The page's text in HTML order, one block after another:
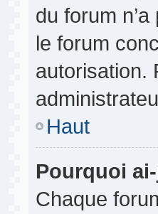
du forum
le forum
autorisation.
Haut
Pourquoi
Chaque